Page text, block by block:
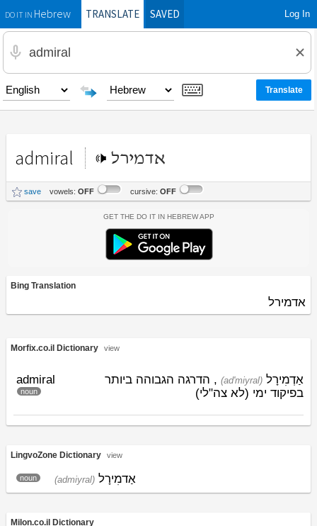
DO IT INHebrewTRANSLATE SAVED Log In
admiral אדמירל
save vowels: OFF cursive: OFF
Get the Do It In Hebrew App
Bing Translation
אדמירל
Morfix.co.il Dictionary view
admiral
noun
(ad'miyral) אַדְמִירָל
, הדרגה הגבוהה ביותר
בפיקוד ימי (לא צה"לי)
LingvoZone Dictionary view
noun (admiyral) אַדמִירָל
Milon.co.il Dictionary